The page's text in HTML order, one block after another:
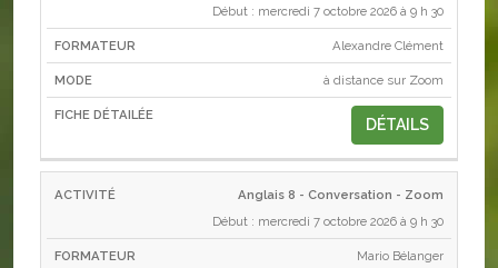
Début : mercredi 7 octobre 2026 à 9 h 30
Alexandre Clément
à distance sur Zoom
DÉTAILS
Anglais 8 - Conversation - Zoom
Début : mercredi 7 octobre 2026 à 9 h 30
Mario Bélanger